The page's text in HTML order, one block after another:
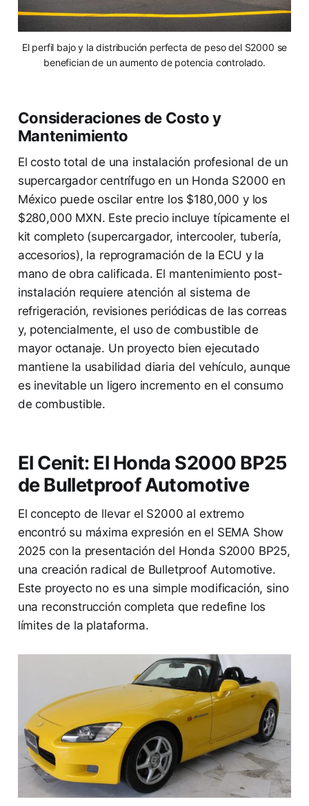
El perfil bajo y la distribución perfecta de peso del S2000 se
benefician de un aumento de potencia controlado.
Consideraciones de Costo y
Mantenimiento
El costo total de una instalación profesional de un
supercargador centrífugo en un Honda S2000 en
México puede oscilar entre los $180,000 y los
$280,000 MXN. Este precio incluye típicamente el
kit completo (supercargador, intercooler, tubería,
accesorios), la reprogramación de la ECU y la
mano de obra calificada. El mantenimiento post-
instalación requiere atención al sistema de
refrigeración, revisiones periódicas de las correas
y, potencialmente, el uso de combustible de
mayor octanaje. Un proyecto bien ejecutado
mantiene la usabilidad diaria del vehículo, aunque
es inevitable un ligero incremento en el consumo
de combustible.
El Cenit: El Honda S2000 BP25
de Bulletproof Automotive
El concepto de llevar el S2000 al extremo
encontró su máxima expresión en el SEMA Show
2025 con la presentación del Honda S2000 BP25,
una creación radical de Bulletproof Automotive.
Este proyecto no es una simple modificación, sino
una reconstrucción completa que redefine los
límites de la plataforma.